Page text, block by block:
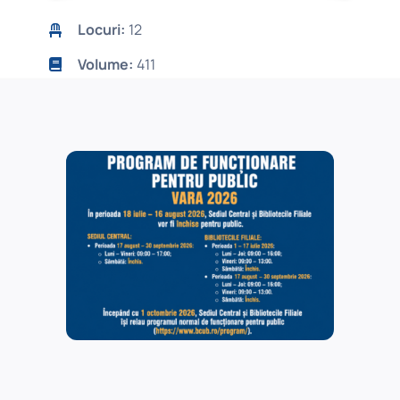
Locuri: 12
Volume: 411
Detalii și colecții
Minerva